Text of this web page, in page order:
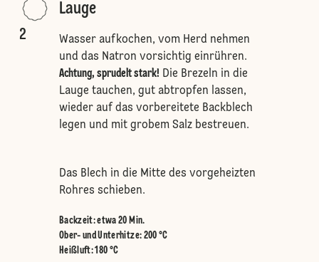
2
Lauge
Wasser aufkochen, vom Herd nehmen
und das Natron vorsichtig einrühren.
Achtung, sprudelt stark! Die Brezeln in die
Lauge tauchen, gut abtropfen lassen,
wieder auf das vorbereitete Backblech
legen und mit grobem Salz bestreuen.
Das Blech in die Mitte des vorgeheizten
Rohres schieben.
Backzeit: etwa 20 Min.
Ober- und Unterhitze: 200 °C
Heißluft:180 °C